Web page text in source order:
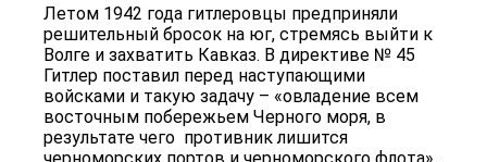
Летом 1942 года гитлеровцы предприняли
решительный бросок на юг, стремясь выйти к
Волге и захватить Кавказ. В директиве № 45
Гитлер поставил перед наступающими
войсками и такую задачу – «овладение всем
восточным побережьем Черного моря, в
результате чего противник лишится